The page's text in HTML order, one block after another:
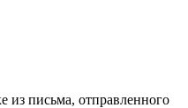
из письма, отправленного